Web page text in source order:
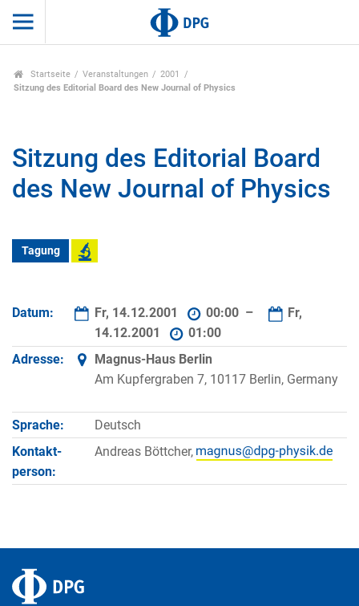
Startseite Veranstaltungen
2001
Sitzung des Editorial Board des New Journal of Physics
Sitzung des Editorial Board
des New Journal of Physics
Tagung
Datum: Fr, 14.12.2001 00:00 –
Fr,
14.12.2001
01:00
Adresse:
Magnus-Haus Berlin
Am Kupfergraben 7, 10117 Berlin, Germany
Sprache:
Deutsch
Kontakt­
person:
Andreas Böttcher,